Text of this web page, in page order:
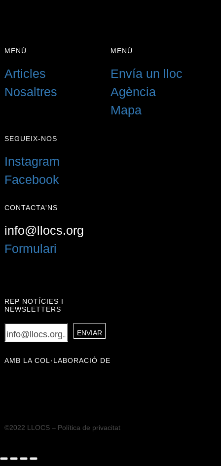
Navegar sub-categories
{{ term.name }}
CONTACTA'NS
info@llocs.org
Formulari
SEGUEIX-NOS
Instagram
Facebook
MENÚ
Envía un lloc
Agència
Mapa
MENÚ
Articles
Nosaltres
REP NOTÍCIES I
NEWSLETTERS
AMB LA COL·LABORACIÓ DE
©2022 LLOCS – Política de privacitat